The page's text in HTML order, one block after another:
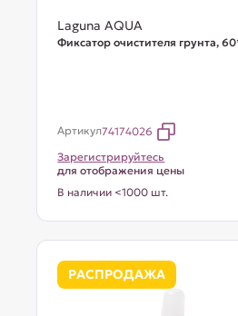
Laguna AQUA
Фиксатор очистителя грунта,
Артикул74174026
Зарегистрируйтесь
для отображения цены
В наличии <1000 шт.
РАСПРОДАЖА